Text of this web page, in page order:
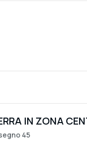
IN ZONA
45